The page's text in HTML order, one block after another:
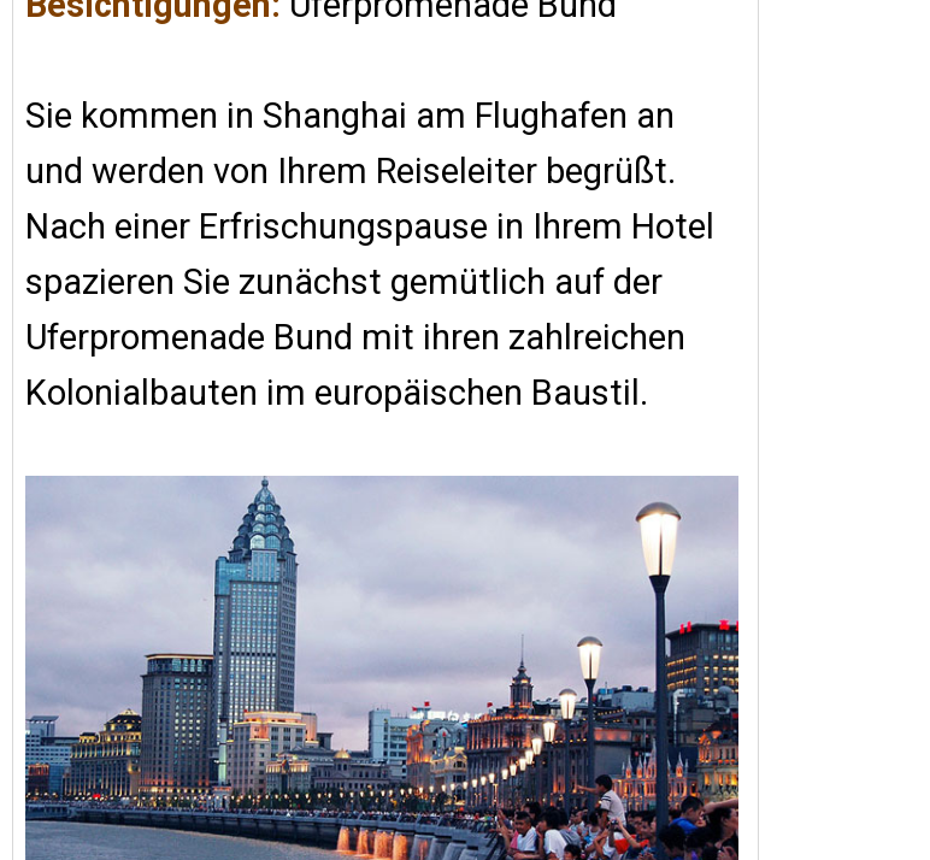
Sie kommen in Shanghai am Flughafen an
und werden von Ihrem Reiseleiter begrüßt.
Nach einer Erfrischungspause in Ihrem Hotel
spazieren Sie zunächst gemütlich auf der
Uferpromenade Bund mit ihren zahlreichen
Kolonialbauten im europäischen Baustil.